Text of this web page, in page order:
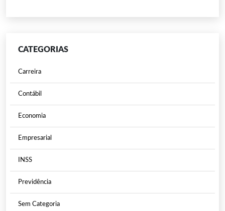
CATEGORIAS
Carreira
Contábil
Economia
Empresarial
INSS
Previdência
Sem Categoria